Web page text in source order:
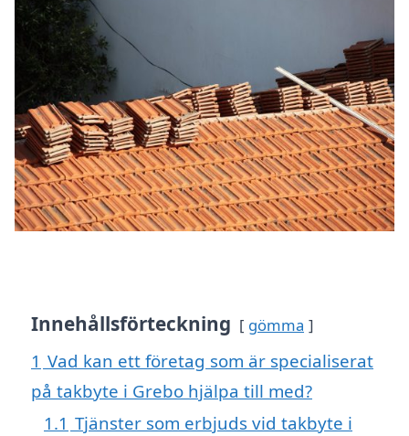
Innehållsförteckning gömma
1 Vad kan ett företag som är specialiserat
på takbyte i Grebo hjälpa till med?
1.1 Tjänster som erbjuds vid takbyte i